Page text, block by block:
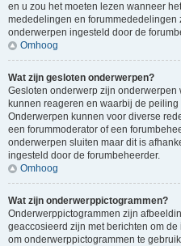
en u zou het moeten lezen wanneer
mededelingen en forummededelingen
onderwerpen ingesteld door de
Omhoog
Wat zijn gesloten onderwerpen?
Gesloten onderwerp zijn
kunnen reageren en waarbij de
Onderwerpen kunnen voor diverse
een forummoderator of een
onderwerpen sluiten maar dit is
ingesteld door de forumbeheerder.
Omhoog
Wat zijn onderwerppictogrammen?
Onderwerppictogrammen zijn
geaccosieerd zijn met berichten om
om onderwerppictogrammen te